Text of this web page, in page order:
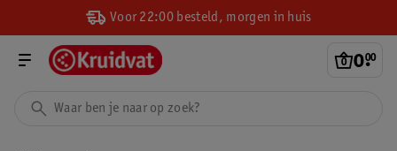
Voor 22:00 besteld, morgen in huis
0.
00